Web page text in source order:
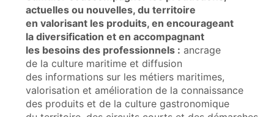
actuelles ou nouvelles, du territoire
en valorisant les produits, en encourageant
la diversification et en accompagnant
les besoins des professionnels : ancrage
de la culture maritime et diffusion
des informations sur les métiers maritimes,
valorisation et amélioration de la connaissance
des produits et de la culture gastronomique